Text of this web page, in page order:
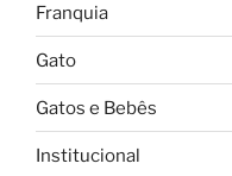
Franquia
Gato
Gatos e Bebês
Institucional